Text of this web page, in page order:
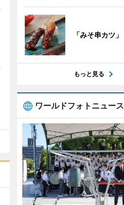
「みそ串カツ」
もっと見る
ワールドフォトニュース